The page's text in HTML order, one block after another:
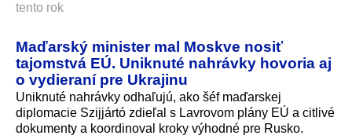
tento rok
Maďarský minister mal Moskve nosiť
tajomstvá EÚ. Uniknuté nahrávky hovoria aj
o vydieraní pre Ukrajinu
Uniknuté nahrávky odhaľujú, ako šéf maďarskej
diplomacie Szijjártó zdieľal s Lavrovom plány EÚ a citlivé
dokumenty a koordinoval kroky výhodné pre Rusko.